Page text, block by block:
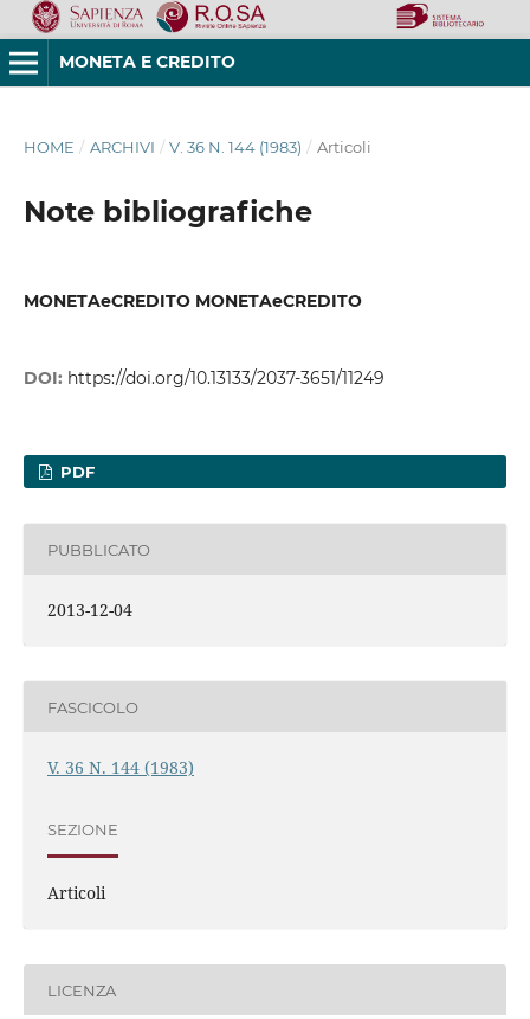
MONETA E CREDITO
HOME / ARCHIVI / V. 36 N. 144 (1983) / Articoli
Note bibliografiche
MONETAeCREDITO MONETAeCREDITO
DOI: https://doi.org/10.13133/2037-3651/11249
PDF
PUBBLICATO
2013-12-04
FASCICOLO
V. 36 N. 144 (1983)
SEZIONE
Articoli
LICENZA